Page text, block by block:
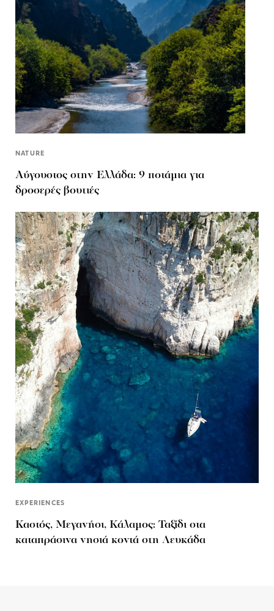
NATURE
Αύγουστος στην Ελλάδα: 9 ποτάμια για
δροσερές βουτιές
EXPERIENCES
Καστός, Μεγανήσι, Κάλαμος: Ταξίδι στα
καταπράσινα νησιά κοντά στη Λευκάδα